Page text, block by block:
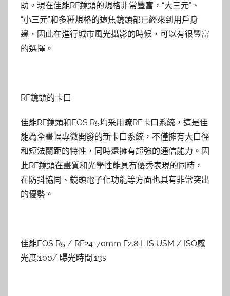
助。現在佳能RF鏡頭的規格非常豐富，“大三元”、
“小三元”和多種規格的遠焦鏡頭都已經來到用戶身
邊，因此在進行城市風光攝影的時候，可以有很豐富
的選擇。
RF鏡頭的卡口
佳能RF鏡頭和EOS R5均采用瞭RF卡口系統，這是佳
能為全畫幅專微開發的新卡口系統，不僅擁有大口徑
和短法蘭距的特性，同時還擁有超強的通信能力。因
此RF鏡頭在畫質和光學性能具有優秀表現的同時，
在防抖協同、鏡頭電子化功能等方面也具有非常突出
的優勢。
佳能EOS R5 / RF24-70mm F2.8 L IS USM / ISO感
光度:100/ 曝光時間:13s